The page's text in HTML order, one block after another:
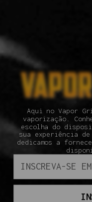
Aqui no Vapor
vaporização.
escolha do
sua experiência
dedicamos a